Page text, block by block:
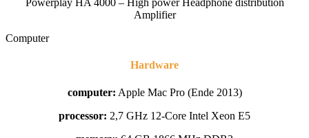
Powerplay HA 4000 – High power Headphone distribution
Amplifier
Computer
Hardware
computer: Apple Mac Pro (Ende 2013)
processor: 2,7 GHz 12-Core Intel Xeon E5